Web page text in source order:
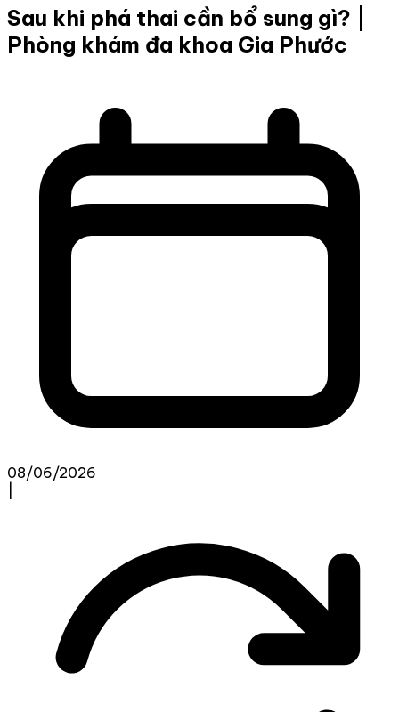
Sau khi phá thai cần bổ sung gì? |
Phòng khám đa khoa Gia Phước
08/06/2026